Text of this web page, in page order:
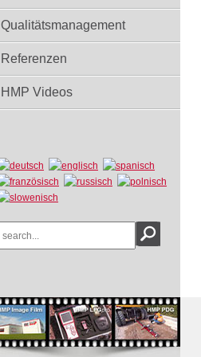
Qualitätsmanagement
Referenzen
HMP Videos